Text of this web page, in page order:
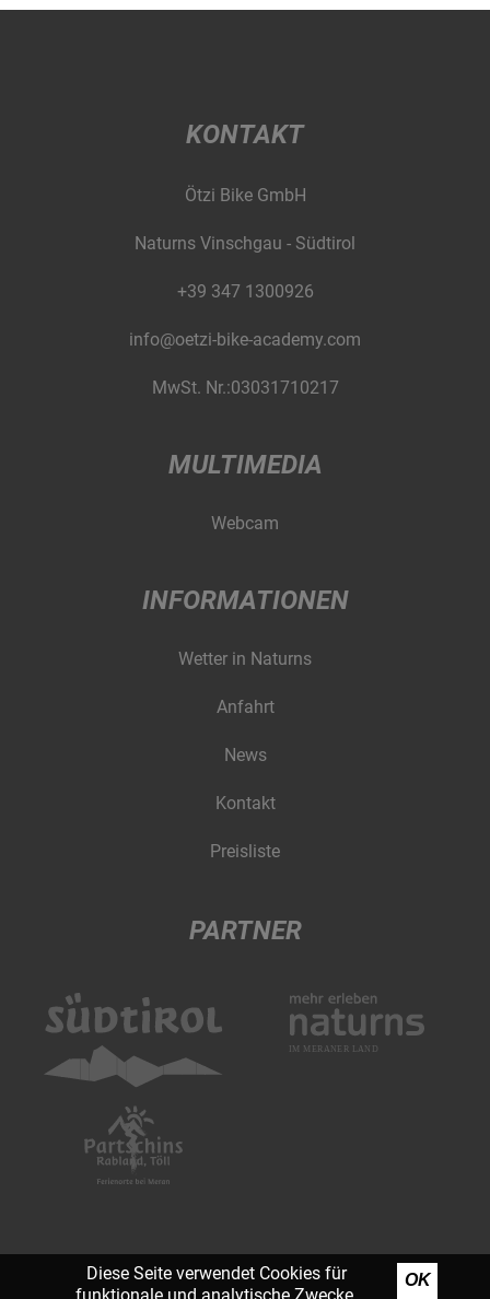
KONTAKT
Ötzi Bike GmbH
Naturns Vinschgau - Südtirol
+39 347 1300926
info@oetzi-bike-academy.com
MwSt. Nr.:03031710217
MULTIMEDIA
Webcam
INFORMATIONEN
Wetter in Naturns
Anfahrt
News
Kontakt
Preisliste
PARTNER
Diese Seite verwendet Cookies für
OK